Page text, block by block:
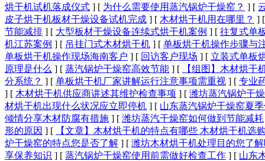
烘干机试机落成仪式 ] [ 为什么需要使用蒸汽锅炉干燥窑？ ] [
皮子烘干机板材干燥设备试机完成 ] [ 木材烘干机用在哪里？ ]
节能减排 ] [ 大型板材干燥设备连续式烘干机案例 ] [ 往复式单
机江苏案例 ] [ 吊挂门式木材烘干机 ] [ 单板烘干机操作步骤与
单板烘干机操作现场海南客户 ] [ 回访客户现场 ] [ 立装式单板
原理是什么 ] [ 蒸汽锅炉干燥窑高效节能 ] [
【组图】木材烘干
分系统？ ] [ 单板烘干机厂家讲解运行注意事项需重视 ] [ 专业
] [ 木材烘干机供应商讲述其维护检查事项 ] [ 潍坊蒸汽锅炉干
材烘干机出现什么状况应立即停机 ] [ 山东蒸汽锅炉干燥窑夏
倾情分享木材防腐有措施 ] [ 潍坊蒸汽干燥窑如何做到节能减耗
形的原因 ] [
【文章】木材烘干机的特点有哪些 木材烘干机选
炉干燥窑的特点您是否了解 ] [ 潍坊木材烘干机处理目的您了
享保养知识 ] [ 蒸汽锅炉干燥窑使用前需做好检查工作 ] [ 山东